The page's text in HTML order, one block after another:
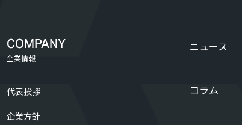
COMPANY
企業情報
代表挨拶
企業方針
ニュース
コラム